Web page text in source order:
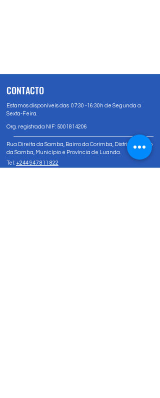
CONTACTO
Estamos disponíveis das 07:30 -16:30h de Segunda a
Sexta-Feira.
Org. registrada NIF: 5001814206
Rua Direita da Samba, Bairro da Corimba, Distrito Urbano
da Samba, Município e Província de Luanda.
Tel: +244 947 811 822